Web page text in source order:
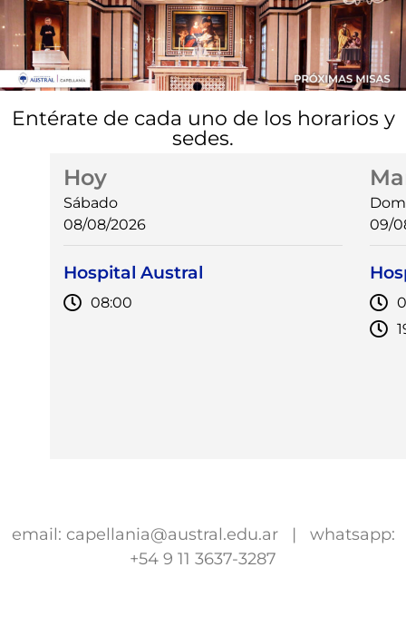
Entérate de cada uno de los horarios y
sedes.
Hoy
Sábado
08/08/2026
Hospital Austral
08:00
09/
email: capellania@austral.edu.ar | whatsapp:
+54 9 11 3637-3287